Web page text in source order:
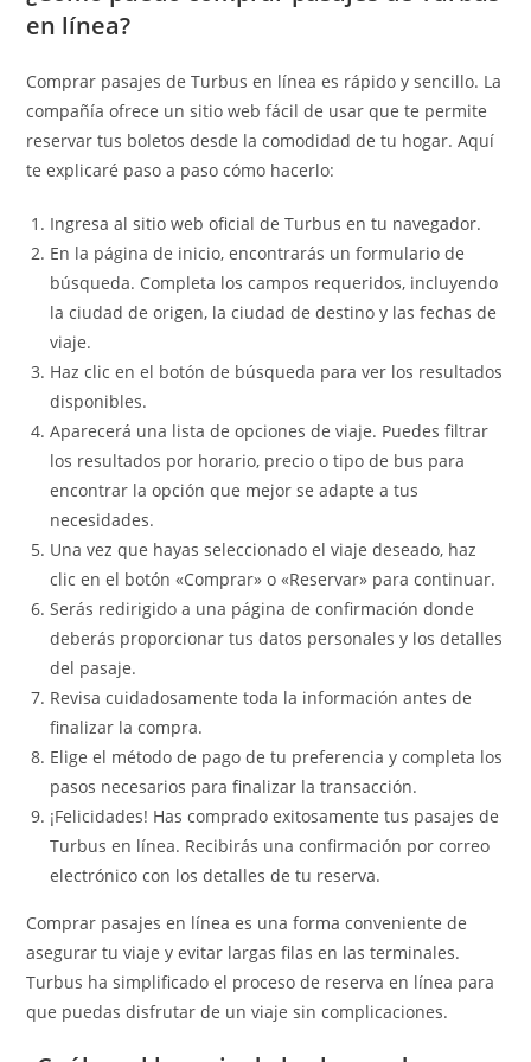
en línea?
Comprar pasajes de Turbus en línea es rápido y sencillo. La
compañía ofrece un sitio web fácil de usar que te permite
reservar tus boletos desde la comodidad de tu hogar. Aquí
te explicaré paso a paso cómo hacerlo:
Ingresa al sitio web oficial de Turbus en tu navegador.
En la página de inicio, encontrarás un formulario de
búsqueda. Completa los campos requeridos, incluyendo
la ciudad de origen, la ciudad de destino y las fechas de
viaje.
Haz clic en el botón de búsqueda para ver los resultados
disponibles.
Aparecerá una lista de opciones de viaje. Puedes filtrar
los resultados por horario, precio o tipo de bus para
encontrar la opción que mejor se adapte a tus
necesidades.
Una vez que hayas seleccionado el viaje deseado, haz
clic en el botón «Comprar» o «Reservar» para continuar.
Serás redirigido a una página de confirmación donde
deberás proporcionar tus datos personales y los detalles
del pasaje.
Revisa cuidadosamente toda la información antes de
finalizar la compra.
Elige el método de pago de tu preferencia y completa los
pasos necesarios para finalizar la transacción.
¡Felicidades! Has comprado exitosamente tus pasajes de
Turbus en línea. Recibirás una confirmación por correo
electrónico con los detalles de tu reserva.
Comprar pasajes en línea es una forma conveniente de
asegurar tu viaje y evitar largas filas en las terminales.
Turbus ha simplificado el proceso de reserva en línea para
que puedas disfrutar de un viaje sin complicaciones.